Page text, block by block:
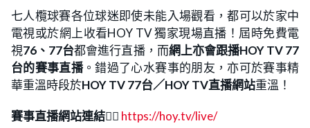
七人欖球賽各位球迷即使未能入場觀看，都可以於家中
電視或於網上收看HOY TV 獨家現場直播！屆時免費電
視76、77台都會進行直播，而網上亦會跟播HOY TV 77
台的賽事直播 。錯過了心水賽事的朋友，亦可於賽事精
華重溫時段於HOY TV 77台／HOY TV直播網站重溫！
賽事直播網站連結👉🏻 https://hoy.tv/live/